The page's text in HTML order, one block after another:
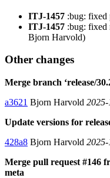
ITJ-1457 :bug: fixed
ITJ-1457 :bug: fixed
Bjorn Harvold)
Other changes
Merge branch ‘release/
a3621 Bjorn Harvold
Update versions for
428a8 Bjorn Harvold
Merge pull request #146
meta